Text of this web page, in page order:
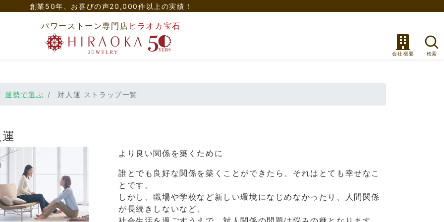
創業50年、 お喜びの声20,000件以上の実績！
パワーストーン専門店 ヒラオカ宝石
運勢で選ぶ 対人運 ストラップ一覧
より良い関係を築くために
誰とでも良好な関係を築くことができたら、それはとても幸せなこ
とです。
しかし、職場や学校など新しい環境になじめなかったり、人間関係
が長続きしないなど、